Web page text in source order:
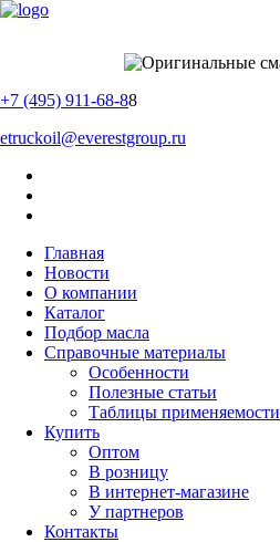
+7 (495) 911-68-88
etruckoil@everestgroup.ru
Главная
Новости
О компании
Каталог
Подбор масла
Справочные материалы
Особенности
Полезные статьи
Таблицы применяемости
Купить
Оптом
В розницу
В интернет-магазине
У партнеров
Контакты